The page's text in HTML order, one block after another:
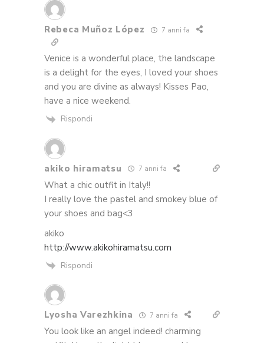
Rebeca Muñoz López 7 anni fa
Venice is a wonderful place, the landscape
is a delight for the eyes, I loved your shoes
and you are divine as always! Kisses Pao,
have a nice weekend.
Rispondi
akiko hiramatsu 7 anni fa
What a chic outfit in Italy!!
I really love the pastel and smokey blue of
your shoes and bag<3
akiko
http://www.akikohiramatsu.com
Rispondi
Lyosha Varezhkina 7 anni fa
You look like an angel indeed! charming